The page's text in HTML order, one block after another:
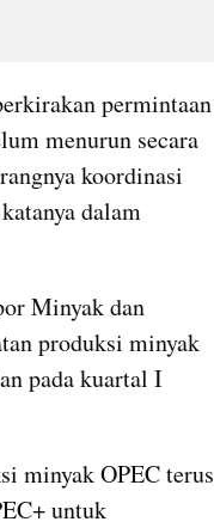
permintaan
menurun secara
koordinasi
dalam
Minyak dan
produksi minyak
pada kuartal I
minyak OPEC terus
untuk